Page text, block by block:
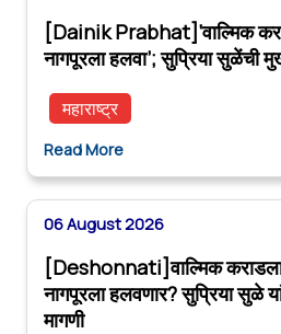
[Dainik Prabhat]‘वाल्मिक
नागपूरला हलवा’; सुप्रिया सुळेंची
महाराष्ट्र
Read More
06 August 2026
[Deshonnati]वाल्मिक कराडला
नागपूरला हलवणार? सुप्रिया सुळे
मागणी